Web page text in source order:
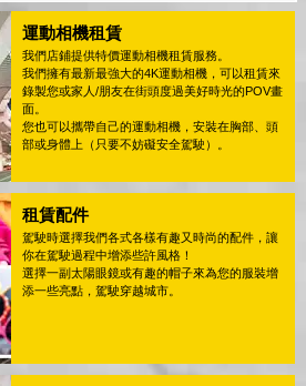
運動相機租賃
我們店鋪提供特價運動相機租賃服務。
我們擁有最新最強大的4K運動相機，可以租賃來
錄製您或家人/朋友在街頭度過美好時光的POV畫
面。
您也可以攜帶自己的運動相機，安裝在胸部、頭
部或身體上（只要不妨礙安全駕駛）。
租賃配件
駕駛時選擇我們各式各樣有趣又時尚的配件，讓
你在駕駛過程中增添些許風格！
選擇一副太陽眼鏡或有趣的帽子來為您的服裝增
添一些亮點，駕駛穿越城市。